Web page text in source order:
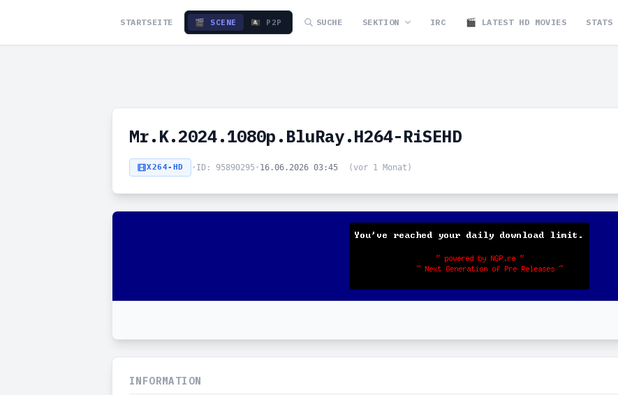
STARTSEITE 🎬 SCENE 🏴‍☠️ P2P SUCHE SEKTION IRC 🎬 LATEST HD MOVIES STATS
Mr.K.2024.1080p.BluRay.H264-RiSEHD
X264-HD • ID: 95890295 • 16.06.2026 03:45 (vor 1 Monat)
INFORMATION